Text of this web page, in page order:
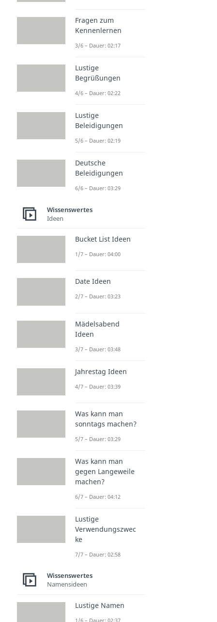
Fragen zum
Kennenlernen
3/6 – Dauer: 02:17
Lustige
Begrüßungen
4/6 – Dauer: 02:22
Lustige
Beleidigungen
5/6 – Dauer: 02:19
Deutsche
Beleidigungen
6/6 – Dauer: 03:29
Wissenswertes
Ideen
Bucket List Ideen
1/7 – Dauer: 04:00
Date Ideen
2/7 – Dauer: 03:23
Mädelsabend
Ideen
3/7 – Dauer: 03:48
Jahrestag Ideen
4/7 – Dauer: 03:39
Was kann man
sonntags machen?
5/7 – Dauer: 03:29
Was kann man
gegen Langeweile
machen?
6/7 – Dauer: 04:12
Lustige
Verwendungszwec
ke
7/7 – Dauer: 02:58
Wissenswertes
Namensideen
Lustige Namen
1/6 – Dauer: 02:37